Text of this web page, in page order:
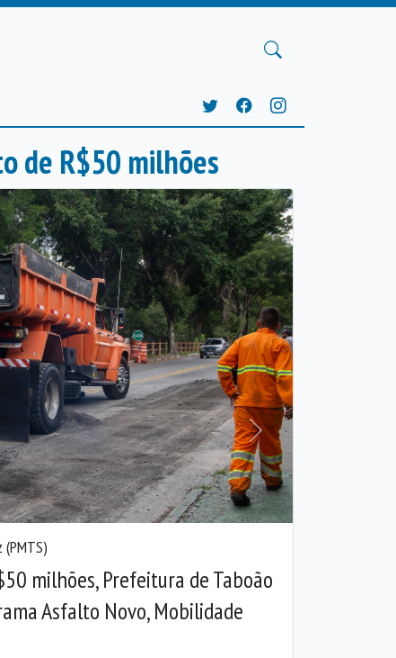
de R$50 milhões
(PMTS)
milhões, Prefeitura de Taboão
Asfalto Novo, Mobilidade
Próxima